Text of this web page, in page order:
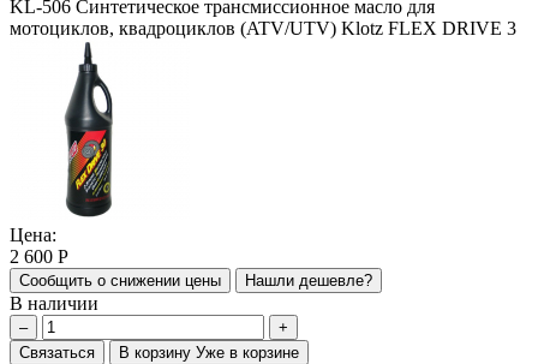
KL-506 Синтетическое трансмиссионное масло для
мотоциклов, квадроциклов (ATV/UTV) Klotz FLEX DRIVE 3
Цена:
2 600 Р
Сообщить о снижении цены Нашли дешевле?
В наличии
–
+
Связаться
В корзину Уже в корзине